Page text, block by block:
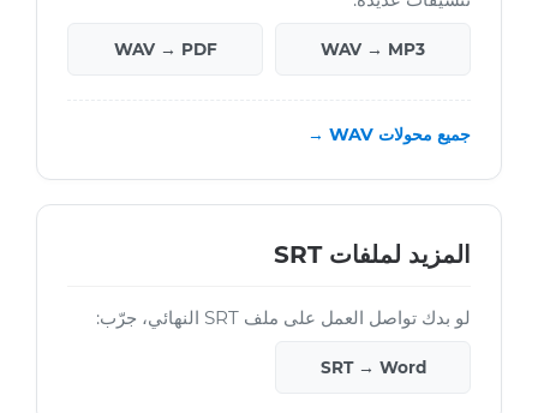
WAV → MP3
WAV → PDF
جميع محولات WAV →
المزيد لملفات SRT
لو بدك تواصل العمل على ملف SRT النهائي، جرّب:
SRT → Word